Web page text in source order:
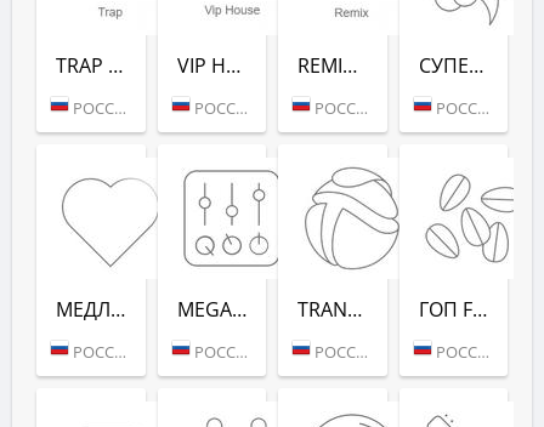
TRAP (РАДИО РЕКОРД)
РОССИЯ (МОСКВА)
VIP HOUSE (РАДИО РЕКОРД)
РОССИЯ (МОСКВА)
REMIX (РАДИО РЕКОРД)
РОССИЯ (МОСКВА)
СУПЕРДИСКОТЕКА 90-Х (РАДИО РЕКОРД)
РОССИЯ (МОСКВА)
МЕДЛЯК FM (РАДИО РЕКОРД)
РОССИЯ (МОСКВА)
MEGAMIX (РАДИО РЕКОРД)
РОССИЯ (МОСКВА)
TRANCEMISSION (РАДИО РЕКОРД)
РОССИЯ (МОСКВА)
ГОП FM (РАДИО РЕКОРД)
РОССИЯ (МОСКВА)